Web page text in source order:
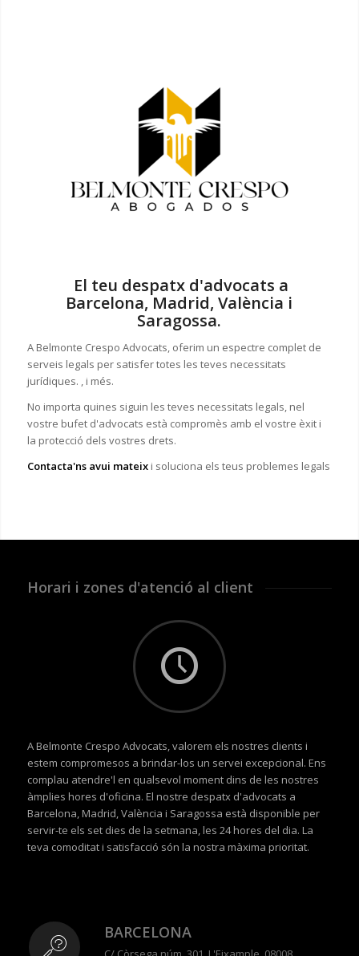
El teu despatx d'advocats a
Barcelona, Madrid, València i
Saragossa.
A Belmonte Crespo Advocats, oferim un espectre complet de
serveis legals per satisfer totes les teves necessitats
jurídiques. , i més.
No importa quines siguin les teves necessitats legals, nel
vostre bufet d'advocats està compromès amb el vostre èxit i
la protecció dels vostres drets.
Contacta'ns avui mateix i soluciona els teus problemes legals
Horari i zones d'atenció al client
A Belmonte Crespo Advocats, valorem els nostres clients i
estem compromesos a brindar-los un servei excepcional. Ens
complau atendre'l en qualsevol moment dins de les nostres
àmplies hores d'oficina. El nostre despatx d'advocats a
Barcelona, Madrid, València i Saragossa està disponible per
servir-te els set dies de la setmana, les 24 hores del dia. La
teva comoditat i satisfacció són la nostra màxima prioritat.
BARCELONA